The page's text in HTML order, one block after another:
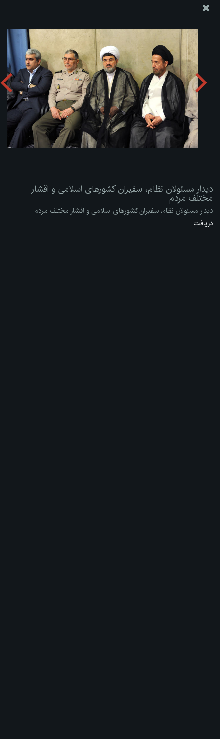
دیدار مسئولان نظام، سفیران کشورهای اسلامی و اقشار مختلف
مردم
دریافت آلبوم:zip
دیدار مسئولان نظام، سفیران کشورهای اسلامی و اقشار
مختلف مردم
دیدار مسئولان نظام، سفیران کشورهای اسلامی و اقشار مختلف مردم
دریافت